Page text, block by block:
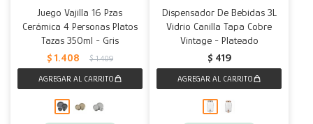
Juego Vajilla 16 Pzas
Cerámica 4 Personas Platos
Tazas 350ml - Gris
$ 1.408 $ 1.409
Dispensador De Bebidas 3L
Vidrio Canilla Tapa Cobre
Vintage - Plateado
$ 419